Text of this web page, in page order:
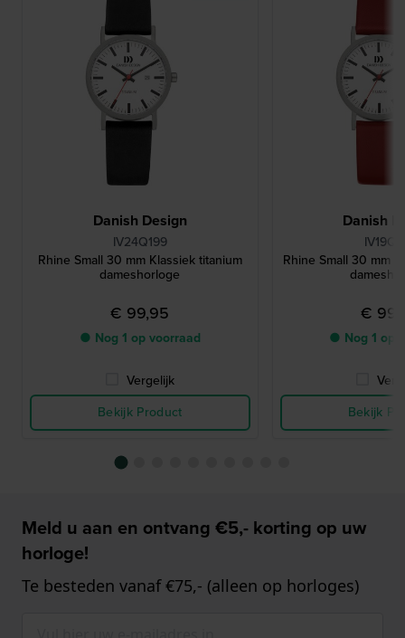
Danish Design
IV24Q199
Rhine Small 30 mm Klassiek titanium
dameshorloge
€ 99,95
● Nog 1 op voorraad
Vergelijk
Bekijk Product
Danish
Rhine Small 30 mm
€
● Nog 1 op
Bekijk
Meld u aan en ontvang €5,- korting op uw
horloge!
Te besteden vanaf €75,- (alleen op horloges)